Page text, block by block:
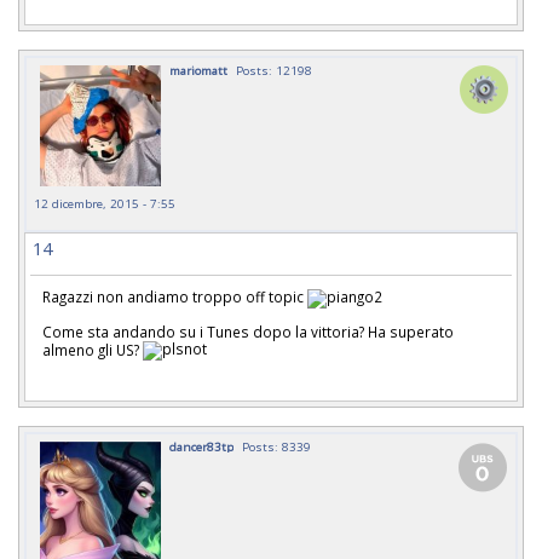
mariomatt Posts: 12198
12 dicembre, 2015 - 7:55
14
Ragazzi non andiamo troppo off topic
Come sta andando su i Tunes dopo la vittoria? Ha superato
almeno gli US?
dancer83tp Posts: 8339